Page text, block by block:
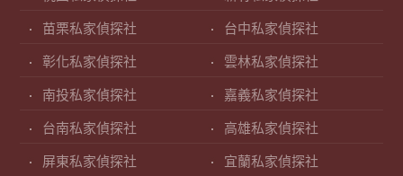
苗栗私家偵探社 台中私家偵探社
彰化私家偵探社 雲林私家偵探社
南投私家偵探社 嘉義私家偵探社
台南私家偵探社 高雄私家偵探社
屏東私家偵探社 宜蘭私家偵探社